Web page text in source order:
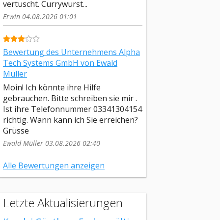
vertuscht. Currywurst...
Erwin 04.08.2026 01:01
Bewertung des Unternehmens Alpha
Tech Systems GmbH von Ewald
Müller
Moin! Ich könnte ihre Hilfe
gebrauchen. Bitte schreiben sie mir .
Ist ihre Telefonnummer 03341304154
richtig. Wann kann ich Sie erreichen?
Grüsse
Ewald Müller 03.08.2026 02:40
Alle Bewertungen anzeigen
Letzte Aktualisierungen